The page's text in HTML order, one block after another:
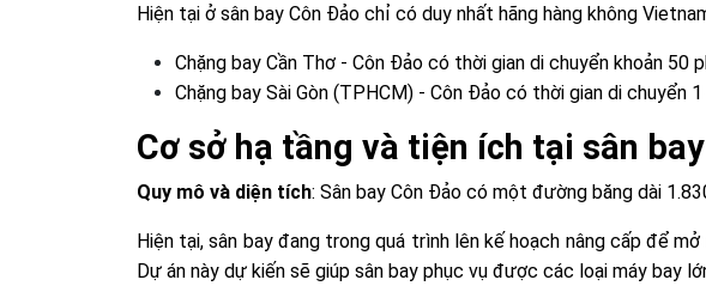
Hiện tại ở sân bay Côn Đảo chỉ có duy nhất hãng hàng không
Chặng bay Cần Thơ - Côn Đảo có thời gian di chuyển khoản 50
Chặng bay Sài Gòn (TPHCM) - Côn Đảo có thời gian di chuyển
Cơ sở hạ tầng và tiện ích tại sân
Quy mô và diện tích: Sân bay Côn Đảo có một đường băng dài
Hiện tại, sân bay đang trong quá trình lên kế hoạch nâng cấp để
Dự án này dự kiến sẽ giúp sân bay phục vụ được các loại máy bay